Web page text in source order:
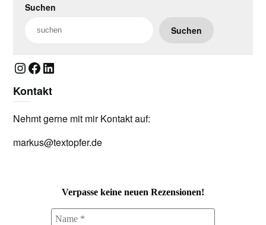
Suchen
Suchen
Instagram
Facebook
LinkedIn
Kontakt
Nehmt gerne mit mir Kontakt auf:
markus@textopfer.de
Verpasse keine neuen Rezensionen!